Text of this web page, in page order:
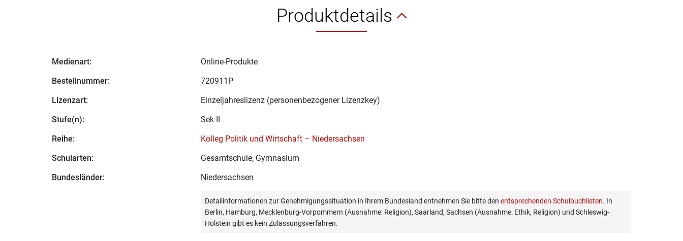
Produktdetails
Medienart:
Online-Produkte
Bestellnummer:
720911P
Lizenzart:
Einzeljahreslizenz (personenbezogener Lizenzkey)
Stufe(n):
Sek II
Reihe:
Kolleg Politik und Wirtschaft – Niedersachsen
Schularten:
Gesamtschule, Gymnasium
Bundesländer:
Niedersachsen
Detailinformationen zur Genehmigungssituation in Ihrem Bundesland entnehmen Sie bitte den entsprechenden Schulbuchlisten. In
Berlin, Hamburg, Mecklenburg-Vorpommern (Ausnahme: Religion), Saarland, Sachsen (Ausnahme: Ethik, Religion) und Schleswig-
Holstein gibt es kein Zulassungsverfahren.